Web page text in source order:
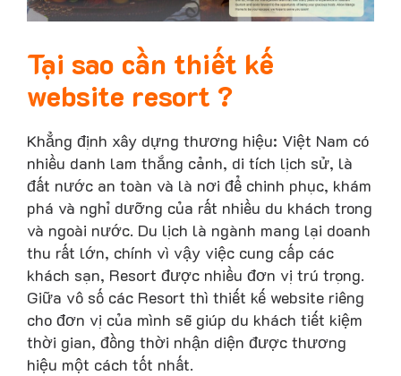
Tại sao cần thiết kế
website resort ?
Khẳng định xây dựng thương hiệu: Việt Nam có
nhiều danh lam thắng cảnh, di tích lịch sử, là
đất nước an toàn và là nơi để chinh phục, khám
phá và nghỉ dưỡng của rất nhiều du khách trong
và ngoài nước. Du lịch là ngành mang lại doanh
thu rất lớn, chính vì vậy việc cung cấp các
khách sạn, Resort được nhiều đơn vị trú trọng.
Giữa vô số các Resort thì thiết kế website riêng
cho đơn vị của mình sẽ giúp du khách tiết kiệm
thời gian, đồng thời nhận diện được thương
hiệu một cách tốt nhất.